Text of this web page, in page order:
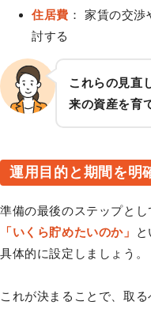
住居費 ： 家賃の交
討する
これらの見直
来の資産を育
運用目的と期間を明
準備の最後のステップとし
「いくら貯めたいのか」
具体的に設定しましょう。
これが決まることで、取